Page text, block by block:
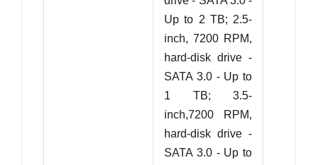
Up to 2 TB; 2.5-
inch, 7200 RPM,
hard-disk drive -
SATA 3.0 - Up to
1 TB; 3.5-
inch,7200 RPM,
hard-disk drive -
SATA 3.0 - Up to